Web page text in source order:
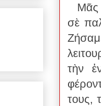
Μᾶς
σὲ
τὴν
τους,